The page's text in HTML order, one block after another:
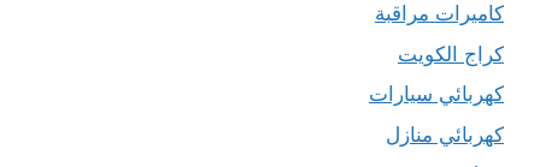
كاميرات مراقبة
كراج الكويت
كهربائي سيارات
كهربائي منازل